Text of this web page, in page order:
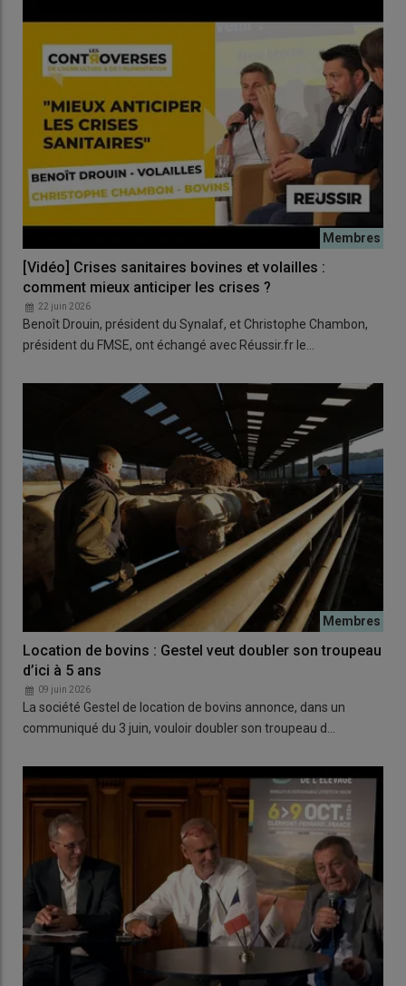
[Vidéo] Crises sanitaires bovines et volailles :
comment mieux anticiper les crises ?
22 juin 2026
Benoît Drouin, président du Synalaf, et Christophe Chambon,
président du FMSE, ont échangé avec Réussir.fr le…
Location de bovins : Gestel veut doubler son troupeau
d’ici à 5 ans
09 juin 2026
La société Gestel de location de bovins annonce, dans un
communiqué du 3 juin, vouloir doubler son troupeau d…